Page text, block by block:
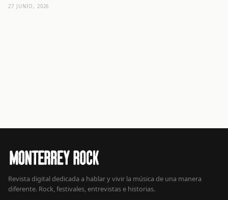
27 JUNIO, 2026
Revista digital dedicada a hablar y vivir la música de una manera
diferente. Rock, festivales, entrevistas e historias.